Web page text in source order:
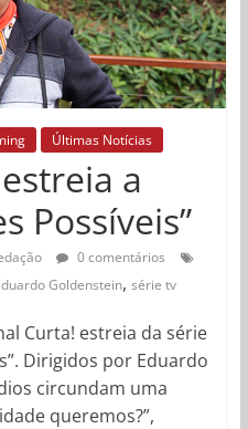
Últimas Notícias
a
Possíveis”
0 comentários
Goldenstein, série tv
Curta! estreia da série
Dirigidos por Eduardo
circundam uma
queremos?”,